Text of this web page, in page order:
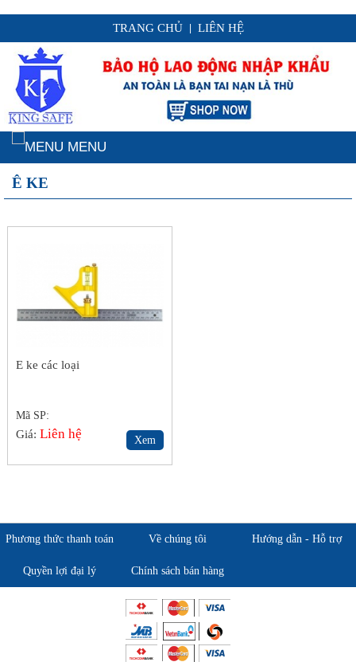
TRANG CHỦ LIÊN HỆ
MENU
Ê KE
E ke các loại
Mã SP:
Giá:Liên hệ Xem
Phương thức thanh toán Về chúng tôi Hướng dẫn - Hỗ trợ
Quyền lợi đại lý Chính sách bán hàng